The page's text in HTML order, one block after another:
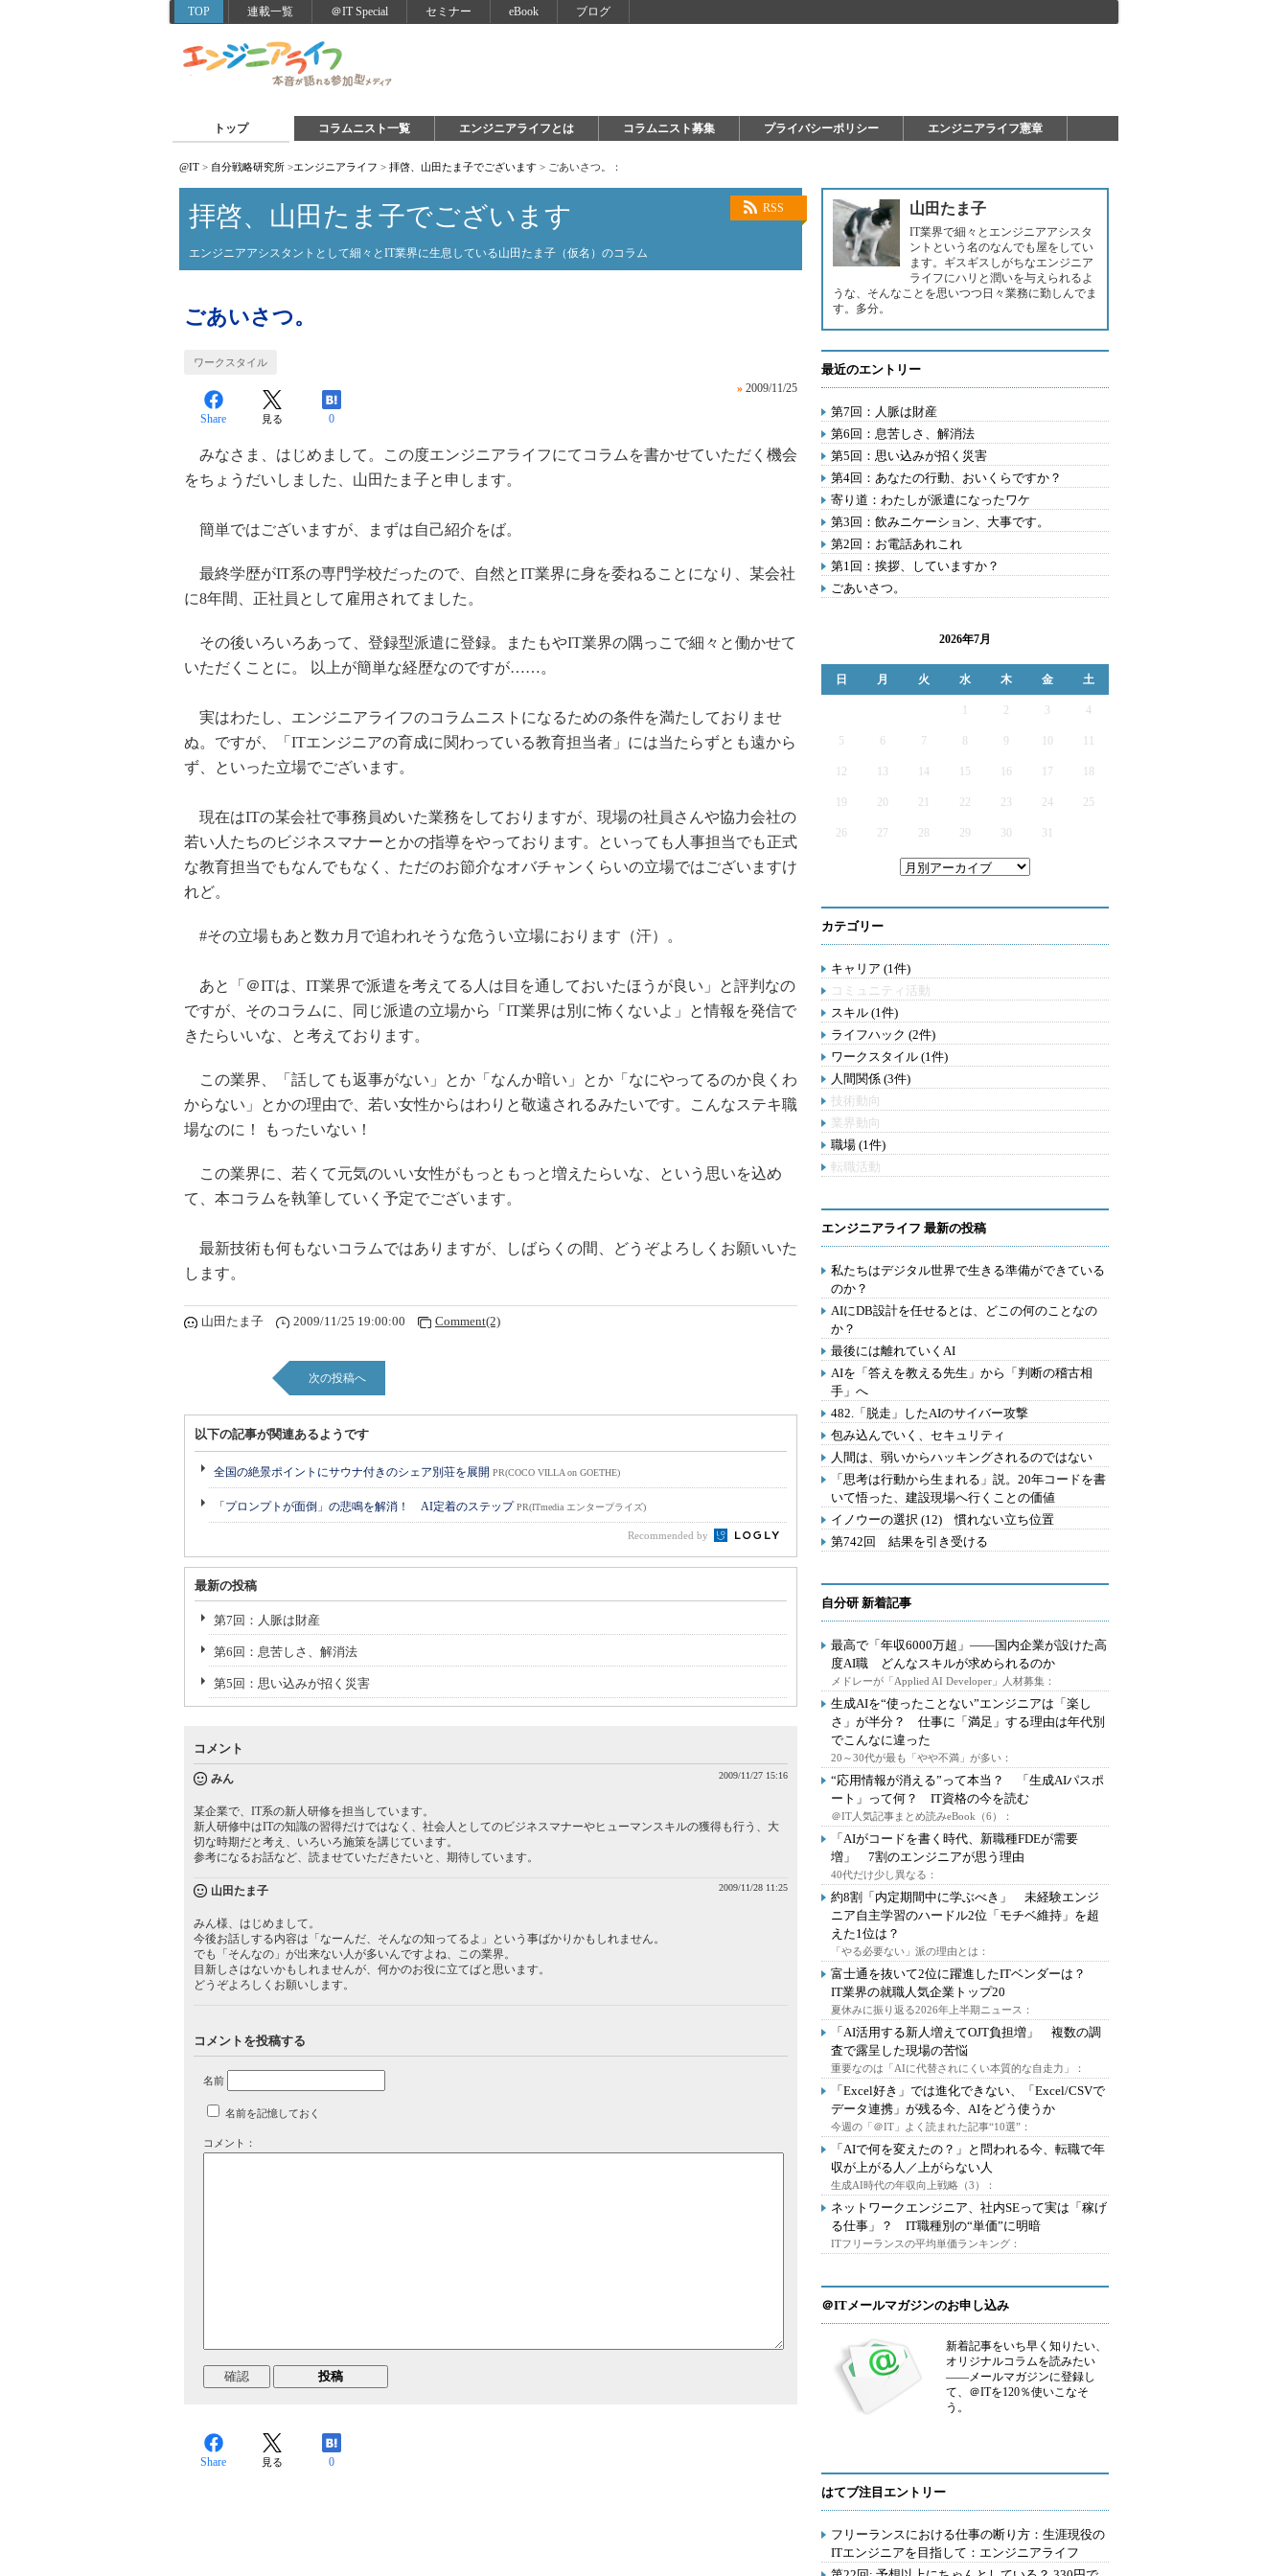
TOP 連載一覧 ＠IT Special セミナー eBook ブログ
トップ コラムニスト一覧 エンジニアライフとは コラムニスト募集 プライバシーポリシー エンジニアライフ憲章
@IT > 自分戦略研究所 >エンジニアライフ > 拝啓、山田たま子でございます > ごあいさつ。：
RSS
拝啓、山田たま子でございます
エンジニアアシスタントとして細々とIT業界に生息している山田たま子（仮名）のコラム
ごあいさつ。
ワークスタイル
» 2009/11/25
Share 見る 0
みなさま、はじめまして。この度エンジニアライフにてコラムを書かせていただく機会
をちょうだいしました、山田たま子と申します。
簡単ではございますが、まずは自己紹介をば。
最終学歴がIT系の専門学校だったので、自然とIT業界に身を委ねることになり、某会社
に8年間、正社員として雇用されてました。
その後いろいろあって、登録型派遣に登録。またもやIT業界の隅っこで細々と働かせて
いただくことに。 以上が簡単な経歴なのですが……。
実はわたし、エンジニアライフのコラムニストになるための条件を満たしておりませ
ぬ。ですが、「ITエンジニアの育成に関わっている教育担当者」には当たらずとも遠から
ず、といった立場でございます。
現在はITの某会社で事務員めいた業務をしておりますが、現場の社員さんや協力会社の
若い人たちのビジネスマナーとかの指導をやっております。といっても人事担当でも正式
な教育担当でもなんでもなく、ただのお節介なオバチャンくらいの立場ではございますけ
れど。
#その立場もあと数カ月で追われそうな危うい立場におります（汗）。
あと「＠ITは、IT業界で派遣を考えてる人は目を通しておいたほうが良い」と評判なの
ですが、そのコラムに、同じ派遣の立場から「IT業界は別に怖くないよ」と情報を発信で
きたらいいな、と考えております。
この業界、「話しても返事がない」とか「なんか暗い」とか「なにやってるのか良くわ
からない」とかの理由で、若い女性からはわりと敬遠されるみたいです。こんなステキ職
場なのに！ もったいない！
この業界に、若くて元気のいい女性がもっともっと増えたらいな、という思いを込め
て、本コラムを執筆していく予定でございます。
最新技術も何もないコラムではありますが、しばらくの間、どうぞよろしくお願いいた
します。
山田たま子 2009/11/25 19:00:00 Comment(2)
次の投稿へ
以下の記事が関連あるようです
全国の絶景ポイントにサウナ付きのシェア別荘を展開 PR(COCO VILLA on GOETHE)
「プロンプトが面倒」の悲鳴を解消！ AI定着のステップPR(ITmedia エンタープライズ)
Recommended by
最新の投稿
第7回：人脈は財産
第6回：息苦しさ、解消法
第5回：思い込みが招く災害
コメント
みん 2009/11/27 15:16
某企業で、IT系の新人研修を担当しています。
新人研修中はITの知識の習得だけではなく、社会人としてのビジネスマナーやヒューマンスキルの獲得も行う、大
切な時期だと考え、いろいろ施策を講じています。
参考になるお話など、読ませていただきたいと、期待しています。
山田たま子 2009/11/28 11:25
みん様、はじめまして。
今後お話しする内容は「なーんだ、そんなの知ってるよ」という事ばかりかもしれません。
でも「そんなの」が出来ない人が多いんですよね、この業界。
目新しさはないかもしれませんが、何かのお役に立てばと思います。
どうぞよろしくお願いします。
コメントを投稿する
名前
名前を記憶しておく
コメント：
Share 見る 0
山田たま子
IT業界で細々とエンジニアアシスタ
ントという名のなんでも屋をしてい
ます。ギスギスしがちなエンジニア
ライフにハリと潤いを与えられるよ
うな、そんなことを思いつつ日々業務に勤しんでま
す。多分。
最近のエントリー
第7回：人脈は財産
第6回：息苦しさ、解消法
第5回：思い込みが招く災害
第4回：あなたの行動、おいくらですか？
寄り道：わたしが派遣になったワケ
第3回：飲みニケーション、大事です。
第2回：お電話あれこれ
第1回：挨拶、していますか？
ごあいさつ。
2026年7月
日 月 火 水 木 金 土
2 3 4
5 6 7 9
12 13 14 15 16 17
19 20 21 22 23 24 25
26 27 28 29 30 31
カテゴリー
キャリア (1件)
コミュニティ活動
スキル (1件)
ライフハック (2件)
ワークスタイル (1件)
人間関係 (3件)
技術動向
業界動向
職場 (1件)
転職活動
エンジニアライフ 最新の投稿
私たちはデジタル世界で生きる準備ができている
のか？
AIにDB設計を任せるとは、どこの何のことなの
か？
最後には離れていくAI
AIを「答えを教える先生」から「判断の稽古相
手」へ
482.「脱走」したAIのサイバー攻撃
包み込んでいく、セキュリティ
人間は、弱いからハッキングされるのではない
「思考は行動から生まれる」説。20年コードを書
いて悟った、建設現場へ行くことの価値
イノウーの選択 (12) 慣れない立ち位置
第742回 結果を引き受ける
自分研 新着記事
最高で「年収6000万超」――国内企業が設けた高
度AI職 どんなスキルが求められるのか
メドレーが「Applied AI Developer」人材募集：
生成AIを“使ったことない”エンジニアは「楽し
さ」が半分？ 仕事に「満足」する理由は年代別
でこんなに違った
20～30代が最も「やや不満」が多い：
“応用情報が消える”って本当？ 「生成AIパスポ
ート」って何？ IT資格の今を読む
＠IT人気記事まとめ読みeBook（6）：
「AIがコードを書く時代、新職種FDEが需要
増」 7割のエンジニアが思う理由
40代だけ少し異なる：
約8割「内定期間中に学ぶべき」 未経験エンジ
ニア自主学習のハードル2位「モチベ維持」を超
えた1位は？
「やる必要ない」派の理由とは：
富士通を抜いて2位に躍進したITベンダーは？
IT業界の就職人気企業トップ20
夏休みに振り返る2026年上半期ニュース：
「AI活用する新人増えてOJT負担増」 複数の調
査で露呈した現場の苦悩
重要なのは「AIに代替されにくい本質的な自走力」：
「Excel好き」では進化できない、「Excel/CSVで
データ連携」が残る今、AIをどう使うか
今週の「＠IT」よく読まれた記事“10選”：
「AIで何を変えたの？」と問われる今、転職で年
収が上がる人／上がらない人
生成AI時代の年収向上戦略（3）：
ネットワークエンジニア、社内SEって実は「稼げ
る仕事」？ IT職種別の“単価”に明暗
ITフリーランスの平均単価ランキング：
＠ITメールマガジンのお申し込み
新着記事をいち早く知りたい、
オリジナルコラムを読みたい
――メールマガジンに登録し
て、＠ITを120％使いこなそ
う。
はてブ注目エントリー
フリーランスにおける仕事の断り方：生涯現役の
ITエンジニアを目指して：エンジニアライフ